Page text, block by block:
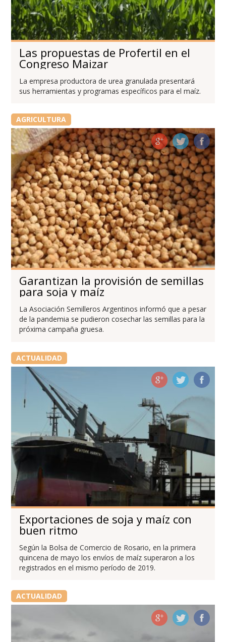
Las propuestas de Profertil en el
Congreso Maizar
La empresa productora de urea granulada presentará
sus herramientas y programas específicos para el maíz.
AGRICULTURA
Garantizan la provisión de semillas
para soja y maíz
La Asociación Semilleros Argentinos informó que a pesar
de la pandemia se pudieron cosechar las semillas para la
próxima campaña gruesa.
ACTUALIDAD
Exportaciones de soja y maíz con
buen ritmo
Según la Bolsa de Comercio de Rosario, en la primera
quincena de mayo los envíos de maíz superaron a los
registrados en el mismo período de 2019.
ACTUALIDAD